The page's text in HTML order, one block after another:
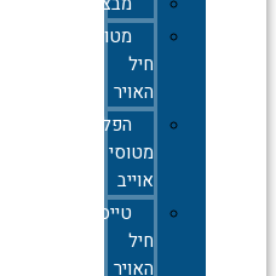
מטוסי
חיל
האויר
הפלות
מטוסי
אוייב
טייסות
חיל
האויר